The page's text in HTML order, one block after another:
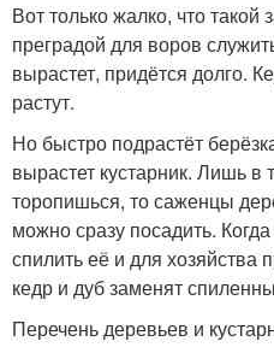
Вот только жалко, что такой
преградой для воров
вырастет, придётся долго.
растут.
Но быстро подрастёт
вырастет кустарник. Лишь в
торопишься, то саженцы
можно сразу посадить.
спилить её и для
кедр и дуб заменят
Перечень деревьев и